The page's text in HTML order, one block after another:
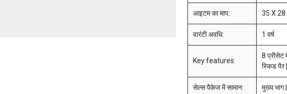
आइटम का माप: 35 X 28
वारंटी अवधि: 1 वर्ष
Key features:
8 प्रीसेट
स्किड पैर
सेल्स पैकेज में सामान: मुख्य